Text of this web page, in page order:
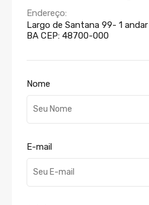
Endereço:
Largo de Santana 99- 1
BA CEP: 48700-000
Nome
E-mail